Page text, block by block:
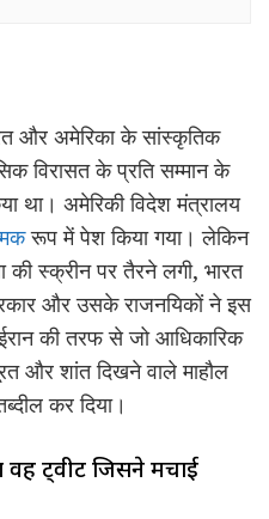
और अमेरिका के सांस्कृतिक
विरासत के प्रति सम्मान के
था। अमेरिकी विदेश मंत्रालय
रूप में पेश किया गया। लेकिन
की स्क्रीन पर तैरने लगी, भारत
और उसके राजनयिकों ने इस
की तरफ से जो आधिकारिक
और शांत दिखने वाले माहौल
कर दिया।
वह ट्वीट जिसने मचाई